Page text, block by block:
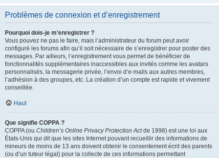
Problèmes de connexion et d’enregistrement
Pourquoi dois-je m’enregistrer ?
Vous pouvez ne pas le faire, mais l’administrateur du forum peut avoir
configuré les forums afin qu’il soit nécessaire de s’enregistrer pour poster des
messages. Par ailleurs, l’enregistrement vous permet de bénéficier de
fonctionnalités supplémentaires inaccessibles aux invités comme les avatars
personnalisés, la messagerie privée, l’envoi d’e-mails aux autres membres,
l’adhésion à des groupes, etc. La création d’un compte est rapide et vivement
conseillée.
Haut
Que signifie COPPA ?
COPPA (ou Children’s Online Privacy Protection Actde 1998) est une loi aux
États-Unis qui dit que les sites Internet pouvant recueillir des informations de
mineurs de moins de 13 ans doivent obtenir le consentement écrit des parents
(ou d’un tuteur légal) pour la collecte de ces informations permettant